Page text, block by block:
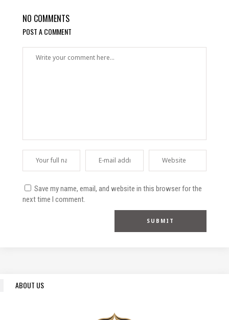
NO COMMENTS
POST A COMMENT
Save my name, email, and website in this browser for the
next time I comment.
ABOUT US